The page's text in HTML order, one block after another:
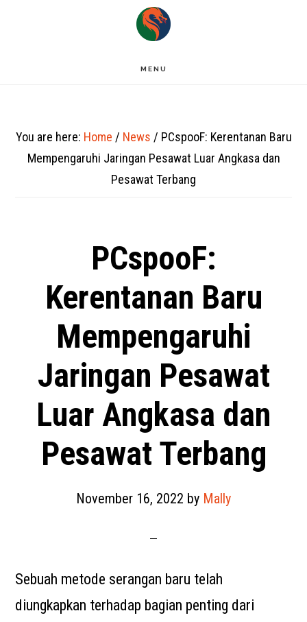
MENU
You are here: Home / News / PCspooF: Kerentanan Baru
Mempengaruhi Jaringan Pesawat Luar Angkasa dan
Pesawat Terbang
PCspooF:
Kerentanan Baru
Mempengaruhi
Jaringan Pesawat
Luar Angkasa dan
Pesawat Terbang
November 16, 2022 by Mally
Sebuah metode serangan baru telah
diungkapkan terhadap bagian penting dari